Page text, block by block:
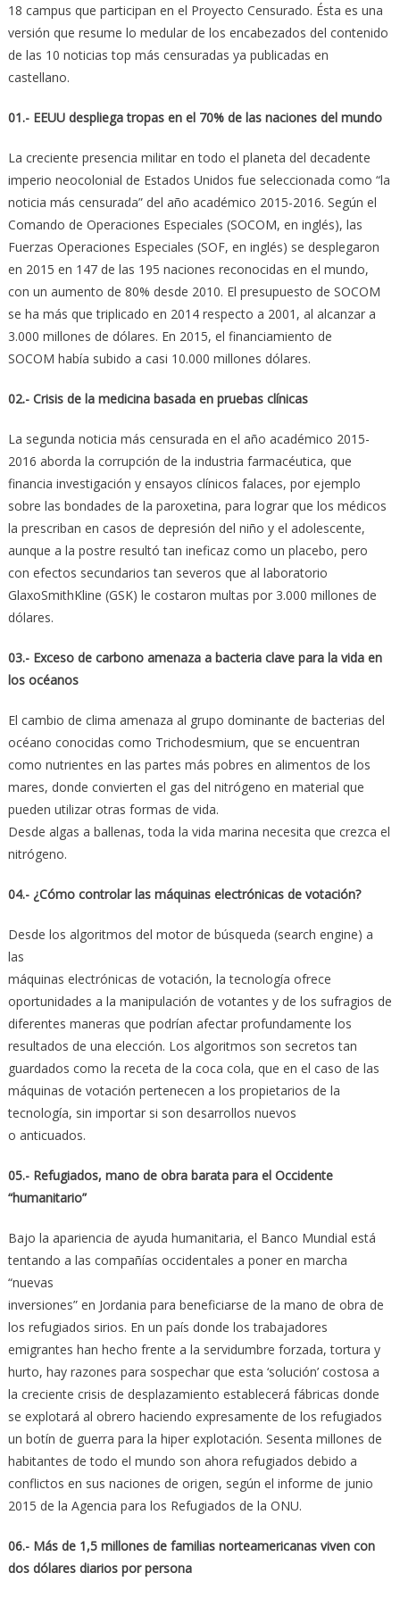
18 campus que participan en el Proyecto Censurado. Ésta es una
versión que resume lo medular de los encabezados del contenido
de las 10 noticias top más censuradas ya publicadas en
castellano.
01.- EEUU despliega tropas en el 70% de las naciones del mundo
La creciente presencia militar en todo el planeta del decadente
imperio neocolonial de Estados Unidos fue seleccionada como “la
noticia más censurada” del año académico 2015-2016. Según el
Comando de Operaciones Especiales (SOCOM, en inglés), las
Fuerzas Operaciones Especiales (SOF, en inglés) se desplegaron
en 2015 en 147 de las 195 naciones reconocidas en el mundo,
con un aumento de 80% desde 2010. El presupuesto de SOCOM
se ha más que triplicado en 2014 respecto a 2001, al alcanzar a
3.000 millones de dólares. En 2015, el financiamiento de
SOCOM había subido a casi 10.000 millones dólares.
02.- Crisis de la medicina basada en pruebas clínicas
La segunda noticia más censurada en el año académico 2015-
2016 aborda la corrupción de la industria farmacéutica, que
financia investigación y ensayos clínicos falaces, por ejemplo
sobre las bondades de la paroxetina, para lograr que los médicos
la prescriban en casos de depresión del niño y el adolescente,
aunque a la postre resultó tan ineficaz como un placebo, pero
con efectos secundarios tan severos que al laboratorio
GlaxoSmithKline (GSK) le costaron multas por 3.000 millones de
dólares.
03.- Exceso de carbono amenaza a bacteria clave para la vida en
los océanos
El cambio de clima amenaza al grupo dominante de bacterias del
océano conocidas como Trichodesmium, que se encuentran
como nutrientes en las partes más pobres en alimentos de los
mares, donde convierten el gas del nitrógeno en material que
pueden utilizar otras formas de vida.
Desde algas a ballenas, toda la vida marina necesita que crezca el
nitrógeno.
04.- ¿Cómo controlar las máquinas electrónicas de votación?
Desde los algoritmos del motor de búsqueda (search engine) a
las
máquinas electrónicas de votación, la tecnología ofrece
oportunidades a la manipulación de votantes y de los sufragios de
diferentes maneras que podrían afectar profundamente los
resultados de una elección. Los algoritmos son secretos tan
guardados como la receta de la coca cola, que en el caso de las
máquinas de votación pertenecen a los propietarios de la
tecnología, sin importar si son desarrollos nuevos
o anticuados.
05.- Refugiados, mano de obra barata para el Occidente
“humanitario”
Bajo la apariencia de ayuda humanitaria, el Banco Mundial está
tentando a las compañías occidentales a poner en marcha
“nuevas
inversiones” en Jordania para beneficiarse de la mano de obra de
los refugiados sirios. En un país donde los trabajadores
emigrantes han hecho frente a la servidumbre forzada, tortura y
hurto, hay razones para sospechar que esta ‘solución’ costosa a
la creciente crisis de desplazamiento establecerá fábricas donde
se explotará al obrero haciendo expresamente de los refugiados
un botín de guerra para la hiper explotación. Sesenta millones de
habitantes de todo el mundo son ahora refugiados debido a
conflictos en sus naciones de origen, según el informe de junio
2015 de la Agencia para los Refugiados de la ONU.
06.- Más de 1,5 millones de familias norteamericanas viven con
dos dólares diarios por persona